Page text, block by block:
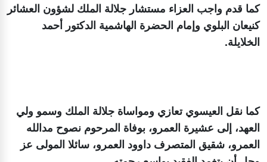
كما قدم واجب العزاء مستشار جلالة الملك لشؤون العشائر
كنيعان البلوي وإمام الحضرة الهاشمية الدكتور أحمد
الخلايلة.
كما نقل العيسوي تعازي ومواساة جلالة الملك وسمو ولي
العهد، إلى عشيرة العمرو، بوفاة المرحوم نصوح مدالله
العمرو، شقيق المتصرف داوود العمرو، سائلا المولى عز